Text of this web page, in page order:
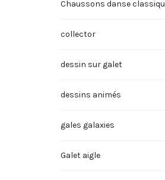
Chaussons danse
collector
dessin sur galet
dessins animés
gales galaxies
Galet aigle